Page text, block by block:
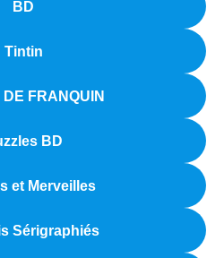
BD
Tintin
DE FRANQUIN
BD
et Merveilles
Sérigraphiés